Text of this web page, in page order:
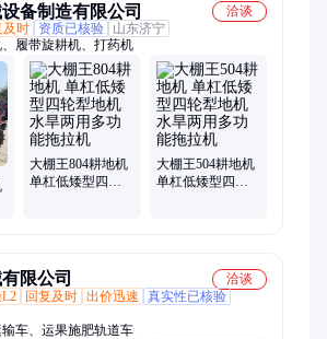
备制造有限公司
洽谈
及时 资质已核验
山东济宁
履带旋耕机、打药机
大棚王804耕地机
单杠低矮型四轮
大棚王504耕地机
单杠低矮型四轮
限公司
洽谈
回复及时 出价迅速
真实性已核验
车、运果施肥轨道车